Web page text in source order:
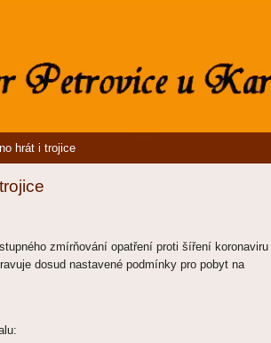
hrát i trojice
zmírňování opatření proti šíření koronaviru
dosud nastavené podmínky pro pobyt na